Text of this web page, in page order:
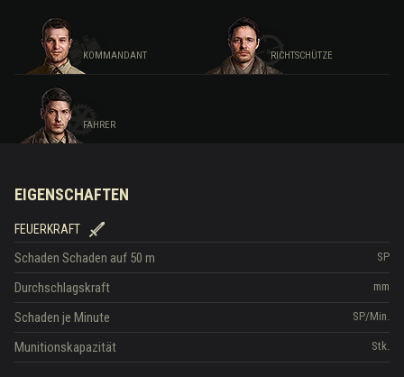
KOMMANDANT RICHTSCHÜTZE
FAHRER
EIGENSCHAFTEN
FEUERKRAFT
SP
Schaden Schaden auf 50 m
mm
Durchschlagskraft
SP/Min.
Schaden je Minute
Stk.
Munitionskapazität